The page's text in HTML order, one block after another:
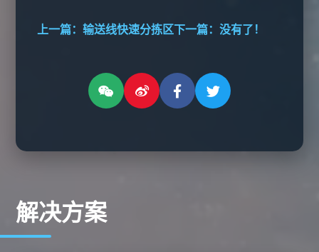
上一篇：输送线快速分拣区下一篇：没有了！
解决方案